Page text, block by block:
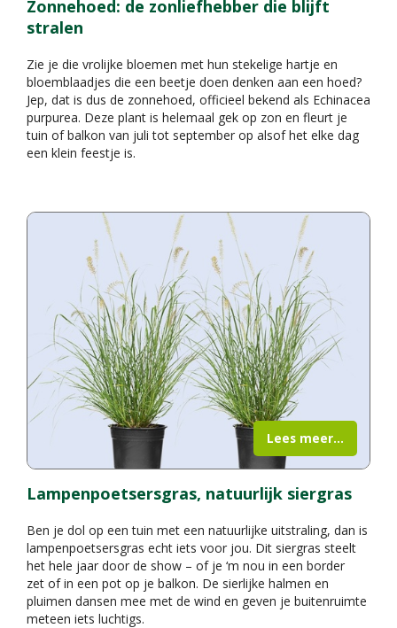
Zonnehoed: de zonliefhebber die blijft
stralen
Zie je die vrolijke bloemen met hun stekelige hartje en
bloemblaadjes die een beetje doen denken aan een hoed?
Jep, dat is dus de zonnehoed, officieel bekend als Echinacea
purpurea. Deze plant is helemaal gek op zon en fleurt je
tuin of balkon van juli tot september op alsof het elke dag
een klein feestje is.
Lampenpoetsersgras, natuurlijk siergras
Ben je dol op een tuin met een natuurlijke uitstraling, dan is
lampenpoetsersgras echt iets voor jou. Dit siergras steelt
het hele jaar door de show – of je ‘m nou in een border
zet of in een pot op je balkon. De sierlijke halmen en
pluimen dansen mee met de wind en geven je buitenruimte
meteen iets luchtigs.
Lees meer...